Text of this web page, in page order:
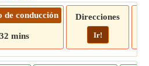
de conducción
32 mins
Direcciones
Ir!